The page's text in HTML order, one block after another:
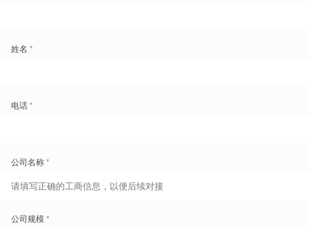
数字化生态，并且它们既各司其职，又浑然一体，敏捷而显著德支撑着
这正是当下众多制造企业面临的终极痛点：合规是生存底线，人效